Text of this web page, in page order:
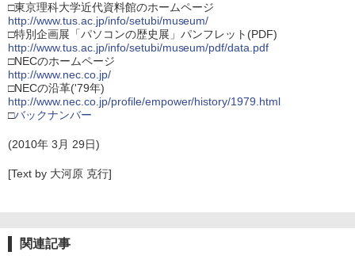
□東京理科大学近代資料館のホームページ
http://www.tus.ac.jp/info/setubi/museum/
□特別企画展「パソコンの歴史展」パンフレット(PDF)
http://www.tus.ac.jp/info/setubi/museum/pdf/data.pdf
□NECのホームページ
http://www.nec.co.jp/
□NECの沿革('79年)
http://www.nec.co.jp/profile/empower/history/1979.html
□バックナンバー
(2010年 3月 29日)
[Text by 大河原 克行]
関連記事